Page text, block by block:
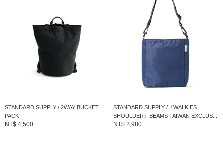
到店詢問時請告知店員下方的商品編號
商品編號：12-64-0046-966
» 聯絡我們
商品詳細
分類 零錢包
STANDARD SUPPLY / 2WAY BUCKET
PACK
NT$ 4,500
STANDARD SUPPLY /『WALKIES
SHOULDER』BEAMS TAIWAN EXCLUS...
NT$ 2,980